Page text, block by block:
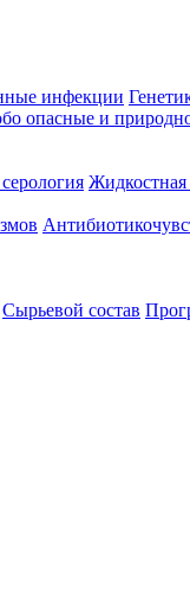
инфекции
опасные и
Жидкостная
Сырьевой состав